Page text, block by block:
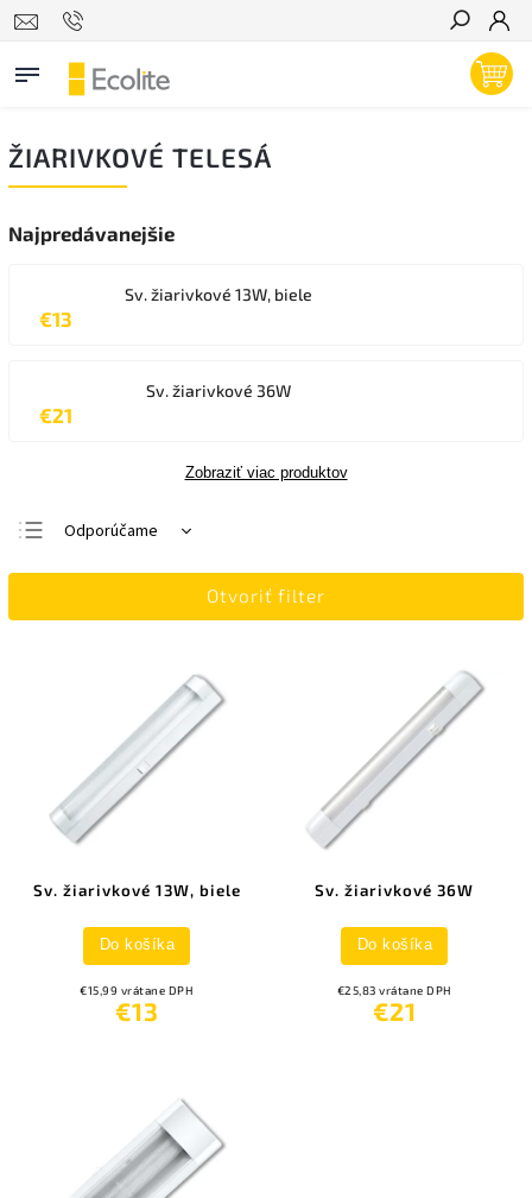
Hľadať
ŽIARIVKOVÉ TELESÁ
Najpredávanejšie
Sv. žiarivkové 13W, biele
€13
Sv. žiarivkové 36W
€21
Zobraziť viac produktov
Odporúčame
Najlacnejšie
Otvoriť filter
Sv. žiarivkové 13W, biele
€15,99 vrátane DPH
€13
Do košíka
Sv. žiarivkové 36W
€25,83 vrátane DPH
€21
Do košíka